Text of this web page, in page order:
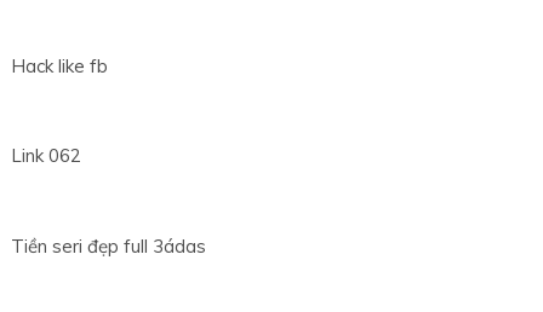
Hack like fb
Link 062
Tiền seri đẹp full 3ádas